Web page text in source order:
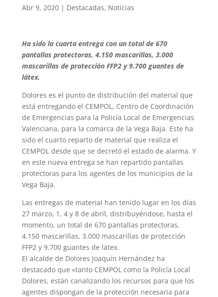
Abr 9, 2020| Destacadas, Noticias
Ha sido la cuarta entrega con un total de 670
pantallas protectoras, 4.150 mascarillas, 3.000
mascarillas de protección FFP2 y 9.700 guantes de
látex.
Dolores es el punto de distribución del material que
está entregando el CEMPOL, Centro de Coordinación
de Emergencias para la Policía Local de Emergencias
Valenciana, para la comarca de la Vega Baja. Este ha
sido el cuarto reparto de material que realiza el
CEMPOL desde que se decretó el estado de alarma. Y
en este nueva entrega se han repartido pantallas
protectoras para los agentes de los municipios de la
Vega Baja.
Las entregas de material han tenido lugar en los días
27 marzo, 1, 4 y 8 de abril, distribuyéndose, hasta el
momento, un total de 670 pantallas protectoras,
4.150 mascarillas, 3.000 mascarillas de protección
FFP2 y 9.700 guantes de látex.
El alcalde de Dolores Joaquín Hernández ha
destacado que «tanto CEMPOL como la Policía Local
Dolores, están canalizando los recursos para que los
agentes dispongan de la protección necesaria para